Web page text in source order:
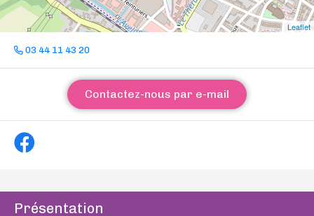
Leaflet
03 44 11 43 20
Contactez-nous par e-mail
Présentation